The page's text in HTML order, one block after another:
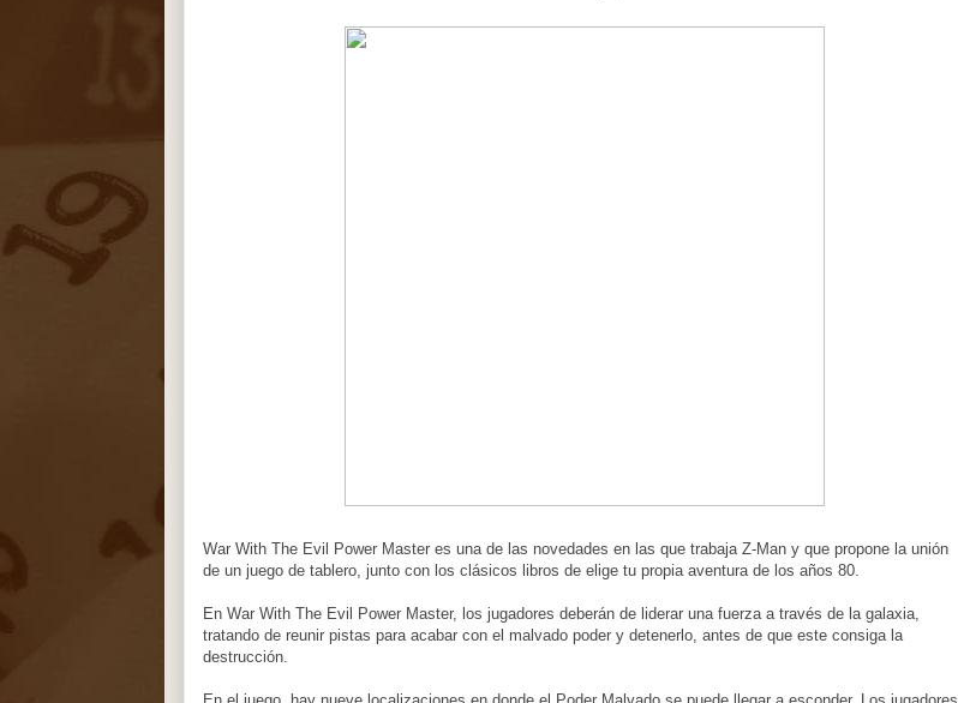
War With The Evil Power Master es una de las novedades en las que trabaja Z-Man y que propone la unión
de un juego de tablero, junto con los clásicos libros de elige tu propia aventura de los años 80.
En War With The Evil Power Master, los jugadores deberán de liderar una fuerza a través de la galaxia,
tratando de reunir pistas para acabar con el malvado poder y detenerlo, antes de que este consiga la
destrucción.